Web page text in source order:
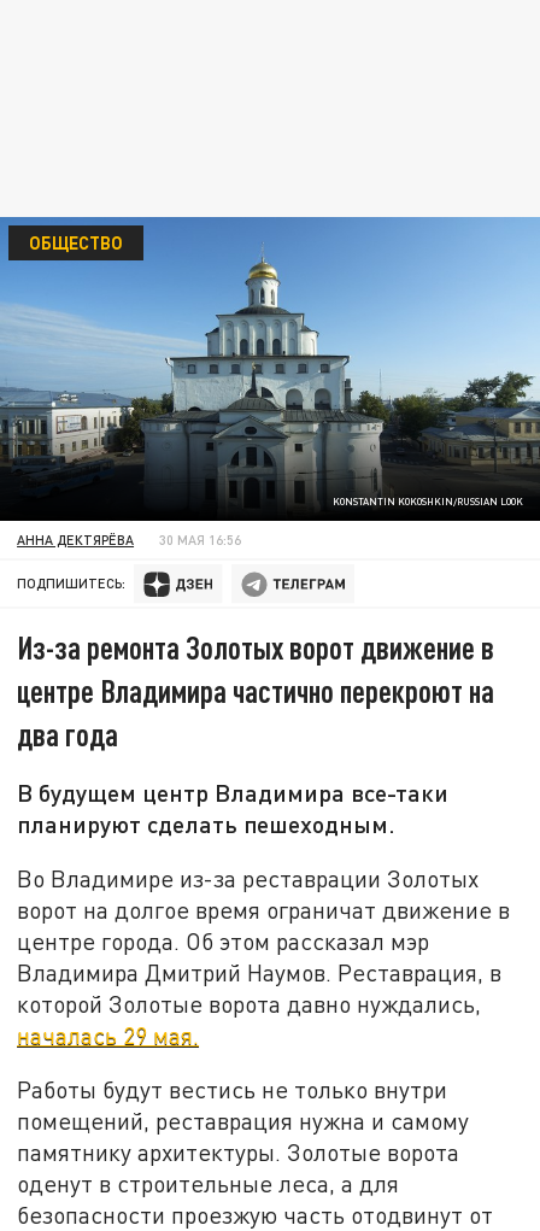
KONSTANTIN KOKOSHKIN/RUSSIAN LOOK
ОБЩЕСТВО
АННА ДЕКТЯРЁВА 30 МАЯ 16:56
ПОДПИШИТЕСЬ:
Из-за ремонта Золотых ворот движение в
центре Владимира частично перекроют на
два года
В будущем центр Владимира все-таки
планируют сделать пешеходным.
Во Владимире из-за реставрации Золотых
ворот на долгое время ограничат движение в
центре города. Об этом рассказал мэр
Владимира Дмитрий Наумов. Реставрация, в
которой Золотые ворота давно нуждались,
началась 29 мая.
Работы будут вестись не только внутри
помещений, реставрация нужна и самому
памятнику архитектуры. Золотые ворота
оденут в строительные леса, а для
безопасности проезжую часть отодвинут от